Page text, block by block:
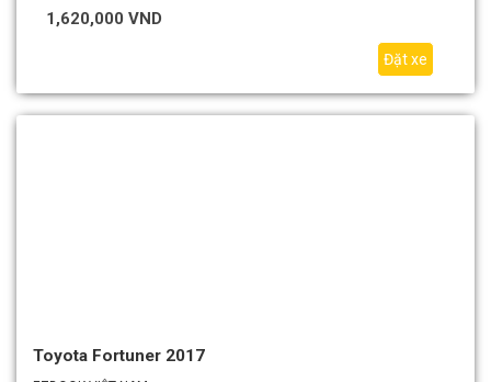
1,620,000 VND
Đặt xe
Toyota Fortuner 2017